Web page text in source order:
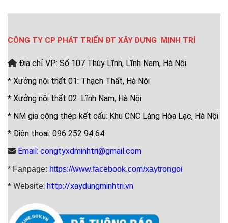
CÔNG TY CP PHÁT TRIỂN ĐT XÂY DỰNG MINH TRÍ
Địa chỉ VP: Số 107 Thúy Lĩnh, Lĩnh Nam, Hà Nội
* Xưởng nội thất 01: Thạch Thất, Hà Nội
* Xưởng nội thất 02: Lĩnh Nam, Hà Nội
* NM gia công thép kết cấu: Khu CNC Láng Hòa Lạc, Hà Nội
* Điện thoại: 096 252 94 64
Email: congtyxdminhtri@gmail.com
* Fanpage: https://www.facebook.com/xaytrongoi
* Website: http://xaydungminhtri.vn